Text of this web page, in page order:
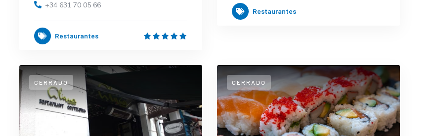
+34 631 70 05 66
Restaurantes
Restaurantes
CERRADO CERRADO